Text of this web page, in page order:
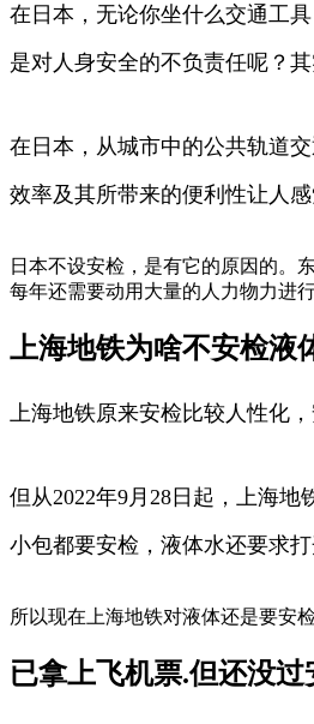
在日本，无论你坐什么交通工
是对人身安全的不负责任呢？
在日本，从城市中的公共轨道
效率及其所带来的便利性让人
日本不设安检，是有它的原因的。
每年还需要动用大量的人力物力进
上海地铁为啥不安检液
上海地铁原来安检比较人性化
但从2022年9月28日起，上海
小包都要安检，液体水还要求打
所以现在上海地铁对液体还是要安检
已拿上飞机票.但还没过